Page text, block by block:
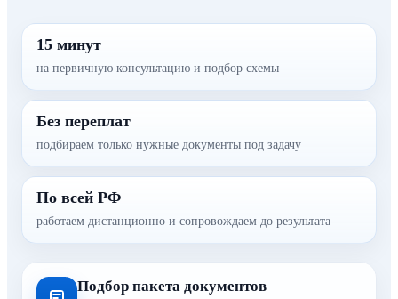
15 минут
на первичную консультацию и подбор схемы
Без переплат
подбираем только нужные документы под задачу
По всей РФ
работаем дистанционно и сопровождаем до результата
Подбор пакета документов